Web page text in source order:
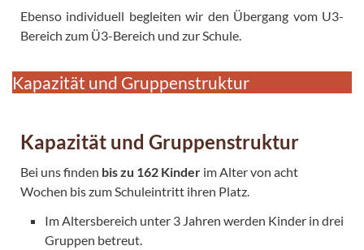
Ebenso individuell begleiten wir den Übergang vom U3-
Bereich zum Ü3-Bereich und zur Schule.
Kapazität und Gruppenstruktur
Kapazität und Gruppenstruktur
Bei uns finden bis zu 162 Kinder im Alter von acht
Wochen bis zum Schuleintritt ihren Platz.
Im Altersbereich unter 3 Jahren werden Kinder in drei
Gruppen betreut.